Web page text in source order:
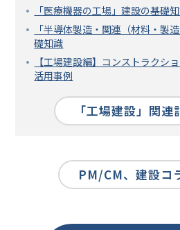
「医療機器の工場」建設の基礎
「半導体製造・関連（材料・製
礎知識
【工場建設編】コンストラクシ
活用事例
「工場建設」関連
PM/CM、建設コ